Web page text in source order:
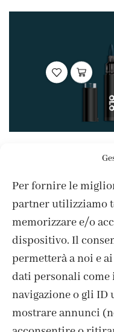
Per fornire le
partner utilizziamo
memorizzare e/o
dispositivo. Il
permetterà a noi e
dati personali
navigazione o gli ID
mostrare annunci
4,95€